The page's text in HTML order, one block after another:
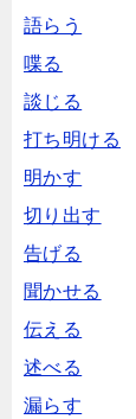
語らう
喋る
談じる
打ち明ける
明かす
切り出す
告げる
聞かせる
伝える
述べる
漏らす